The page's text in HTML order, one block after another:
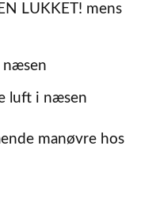
LUKKET! mens
næsen
luft i næsen
manøvre hos